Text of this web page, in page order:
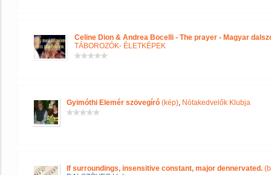
Celine Dion & Andrea Bocelli - The prayer - Magyar
TÁBOROZÓK- ÉLETKÉPEK
Gyimóthi Elemér szövegíró (kép), Nótakedvelők Klubja
If surroundings, insensitive constant, major dennervated.